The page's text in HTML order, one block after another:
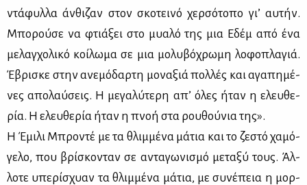
ντά­φυλ­λα άν­θι­ζαν στον σκο­τει­νό χερ­σό­το­πο γι’ αυ­τήν.
Μπο­ρού­σε να φτιά­ξει στο μυα­λό της μια Εδέμ από ένα
με­λαγ­χο­λι­κό κοί­λω­μα σε μια μο­λυ­βό­χρω­μη λο­φο­πλα­γιά.
Έβρι­σκε στην ανε­μό­δαρ­τη μο­να­ξιά πολ­λές και αγα­πη­μέ­
νες απο­λαύ­σεις. Η με­γα­λύ­τε­ρη απ’ όλες ήταν η ελευ­θε­
ρία. Η ελευ­θε­ρία ήταν η πνοή στα ρου­θού­νια της».
Η Έμι­λι Μπρο­ντέ με τα θλιμ­μέ­να μά­τια και το ζε­στό χα­μό­
γε­λο, που βρί­σκο­νταν σε αντα­γω­νι­σμό με­τα­ξύ τους. Άλ­
λο­τε υπε­ρί­σχυαν τα θλιμ­μέ­να μά­τια, με συ­νέ­πεια η μορ­